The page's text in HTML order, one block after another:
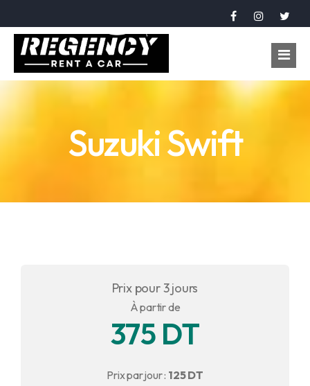
À propos
Suzuki Swift
Prix pour 3 jours
À partir de
375 DT
Prix par jour : 125 DT